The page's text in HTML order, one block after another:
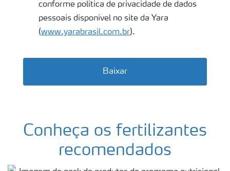
conforme política de privacidade de dados
pessoais disponível no site da Yara
(www.yarabrasil.com.br).
Baixar
Conheça os fertilizantes
recomendados